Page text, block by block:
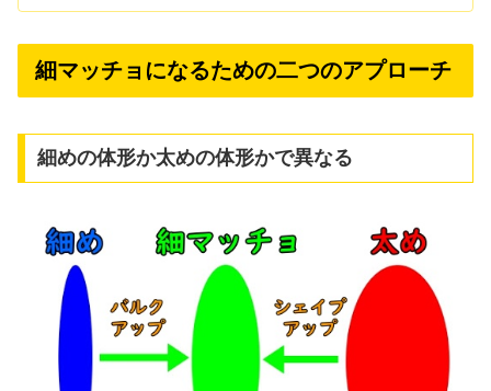
細マッチョになるための二つのアプローチ
細めの体形か太めの体形かで異なる